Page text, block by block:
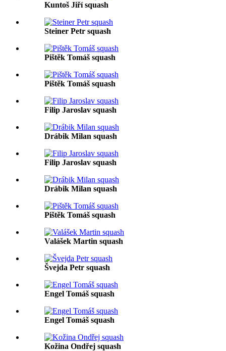
Kuntoš Jiří squash
Steiner Petr squash
Pištěk Tomáš squash
Pištěk Tomáš squash
Filip Jaroslav squash
Drábik Milan squash
Filip Jaroslav squash
Drábik Milan squash
Pištěk Tomáš squash
Valášek Martin squash
Švejda Petr squash
Engel Tomáš squash
Engel Tomáš squash
Kožina Ondřej squash